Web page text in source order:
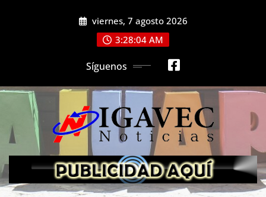
viernes, 7 agosto 2026
3:28:05 AM
Síguenos